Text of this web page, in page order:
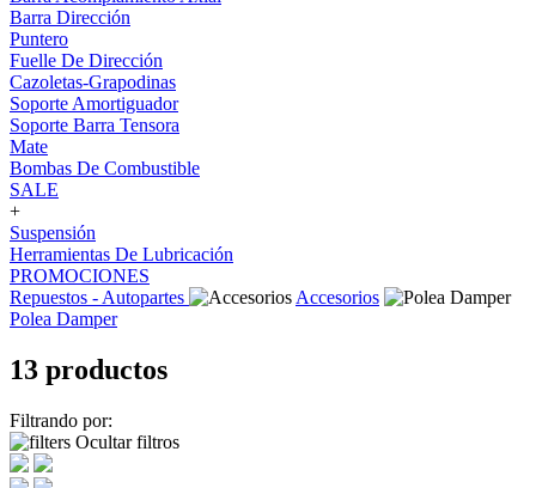
Barra Dirección
Puntero
Fuelle De Dirección
Cazoletas-Grapodinas
Soporte Amortiguador
Soporte Barra Tensora
Mate
Bombas De Combustible
SALE
+
Suspensión
Herramientas De Lubricación
PROMOCIONES
Repuestos - Autopartes
Accesorios
Polea Damper
13 productos
Filtrando por:
Ocultar filtros